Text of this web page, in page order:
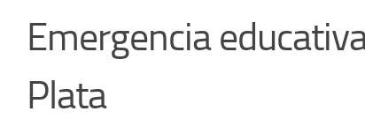
Emergencia
Plata